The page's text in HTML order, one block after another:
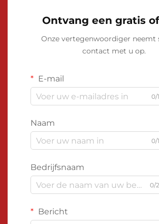
Ontvang een gratis
Onze vertegenwoordiger neemt
contact met u op.
E-mail
0/
Naam
0/
Bedrijfsnaam
0/
Bericht